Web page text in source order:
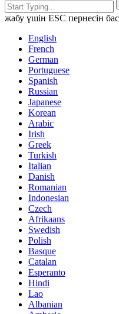
жабу үшін ESC пернесін
English
French
German
Portuguese
Spanish
Russian
Japanese
Korean
Arabic
Irish
Greek
Turkish
Italian
Danish
Romanian
Indonesian
Czech
Afrikaans
Swedish
Polish
Basque
Catalan
Esperanto
Hindi
Lao
Albanian